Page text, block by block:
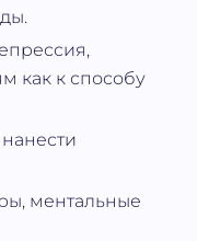
как к способу
ментальные